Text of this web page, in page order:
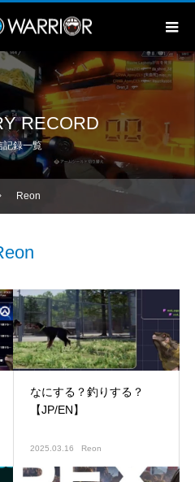
RECORD
記録一覧
Reon
なにする？釣りする？
【JP/EN】
2025.03.16 Reon